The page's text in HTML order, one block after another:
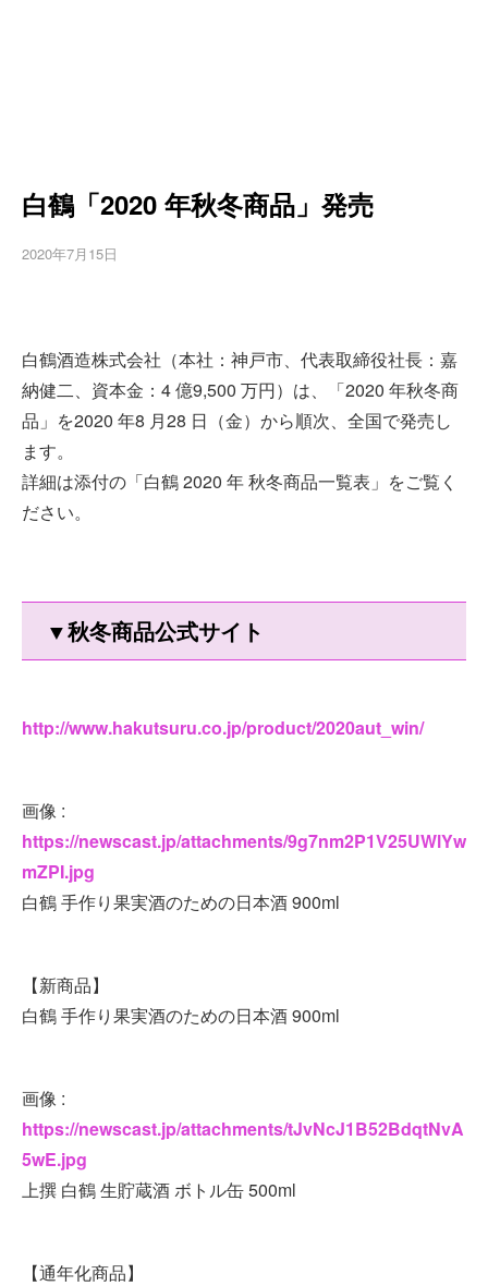
白鶴「2020 年秋冬商品」発売
2020年7月15日
白鶴酒造株式会社（本社：神戸市、代表取締役社長：嘉
納健二、資本金：4 億9,500 万円）は、「2020 年秋冬商
品」を2020 年8 月28 日（金）から順次、全国で発売し
ます。
詳細は添付の「白鶴 2020 年 秋冬商品一覧表」をご覧く
ださい。
▼秋冬商品公式サイト
http://www.hakutsuru.co.jp/product/2020aut_win/
画像 :
https://newscast.jp/attachments/9g7nm2P1V25UWlYw
mZPI.jpg
白鶴 手作り果実酒のための日本酒 900ml
【新商品】
白鶴 手作り果実酒のための日本酒 900ml
画像 :
https://newscast.jp/attachments/tJvNcJ1B52BdqtNvA
5wE.jpg
上撰 白鶴 生貯蔵酒 ボトル缶 500ml
【通年化商品】